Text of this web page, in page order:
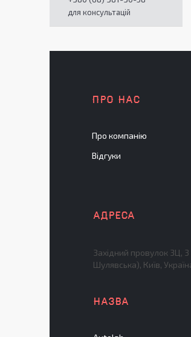
для консультацій
ПРО НАС
Про компанію
Відгуки
Західний провулок 3Ц,
Шулявська), Київ,